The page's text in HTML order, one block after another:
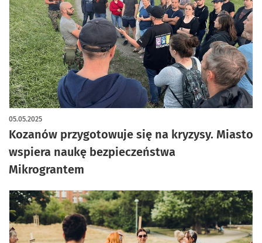
Kozanów przygotowuje się na kryzysy. Miasto
wspiera naukę bezpieczeństwa
Mikrograntem
05.05.2025